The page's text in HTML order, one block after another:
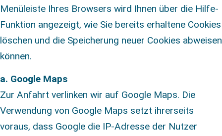
Menüleiste Ihres Browsers wird Ihnen über die Hilfe-
Funktion angezeigt, wie Sie bereits erhaltene Cookies
löschen und die Speicherung neuer Cookies abweisen
können.
a. Google Maps
Zur Anfahrt verlinken wir auf Google Maps. Die
Verwendung von Google Maps setzt ihrerseits
voraus, dass Google die IP-Adresse der Nutzer